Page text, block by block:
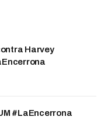
Harvey
#LaEncerrona